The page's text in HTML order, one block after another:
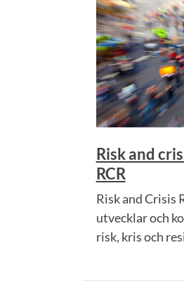
Risk and
RCR
Risk and Crisis
utvecklar och
risk, kris och